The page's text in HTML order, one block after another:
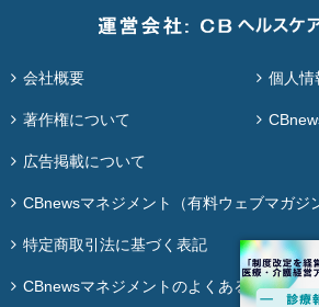
会社概要 個人情
著作権について
広告掲載について
CBnewsマネジメント（有料ウェブマガジ
特定商取引法に基づく表記
CBnewsマネジメントのよくある質問